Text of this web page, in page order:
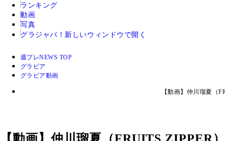
ランキング
動画
写真
グラジャパ！ 新しいウィンドウで開く
週プレNEWS TOP
グラビア
グラビア動画
【動画】仲川瑠夏（
【動画】仲川瑠夏（FRUITS ZIPPER